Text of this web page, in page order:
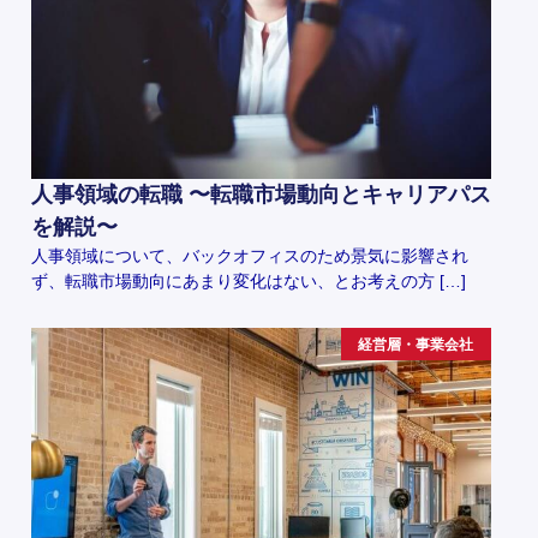
人事領域の転職 〜転職市場動向とキャリアパス
を解説〜
人事領域について、バックオフィスのため景気に影響され
ず、転職市場動向にあまり変化はない、とお考えの方 […]
経営層・事業会社